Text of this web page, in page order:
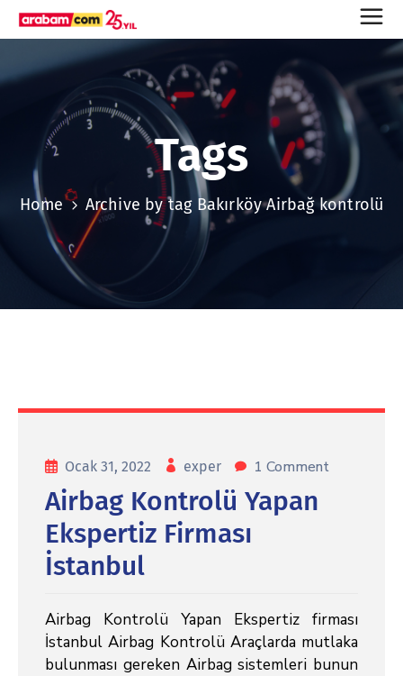
Tags
Home Archive by tag Bakırköy Airbağ kontrolü
Ocak 31, 2022 exper 1 Comment
Airbag Kontrolü Yapan
Ekspertiz Firması
İstanbul
Airbag Kontrolü Yapan Ekspertiz firması
İstanbul Airbag Kontrolü Araçlarda mutlaka
bulunması gereken Airbag sistemleri bunun